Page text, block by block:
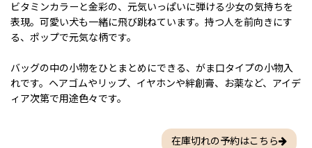
ビタミンカラーと金彩の、元気いっぱいに弾ける少女の気持ちを
表現。可愛い犬も一緒に飛び跳ねています。持つ人を前向きにす
る、ポップで元気な柄です。
バッグの中の小物をひとまとめにできる、がま口タイプの小物入
れです。ヘアゴムやリップ、イヤホンや絆創膏、お薬など、アイデ
ィア次第で用途色々です。
在庫切れの予約はこちら